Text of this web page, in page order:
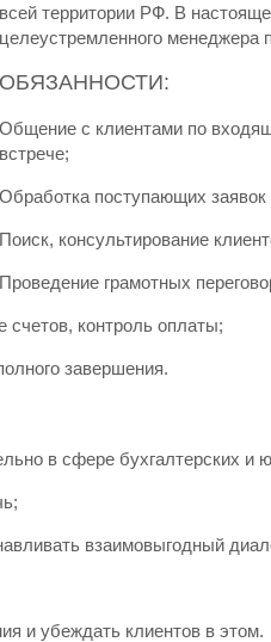
всей территории РФ. В
целеустремленного менеджера
ОБЯЗАННОСТИ:
Общение с клиентами по
встрече;
Обработка поступающих
Поиск, консультирование
Проведение грамотных
счетов, контроль оплаты;
завершения.
в сфере бухгалтерских и
взаимовыгодный
и убеждать клиентов в этом.